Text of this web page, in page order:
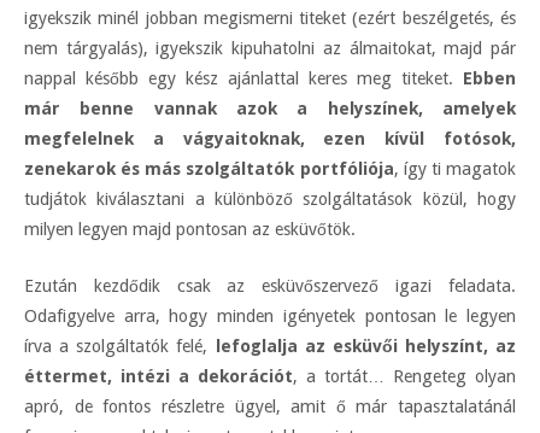
igyekszik minél jobban megismerni titeket (ezért beszélgetés, és
nem tárgyalás), igyekszik kipuhatolni az álmaitokat, majd pár
nappal később egy kész ajánlattal keres meg titeket. Ebben
már benne vannak azok a helyszínek, amelyek
megfelelnek a vágyaitoknak, ezen kívül fotósok,
zenekarok és más szolgáltatók portfóliója, így ti magatok
tudjátok kiválasztani a különböző szolgáltatások közül, hogy
milyen legyen majd pontosan az esküvőtök.
Ezután kezdődik csak az esküvőszervező igazi feladata.
Odafigyelve arra, hogy minden igényetek pontosan le legyen
írva a szolgáltatók felé, lefoglalja az esküvői helyszínt, az
éttermet, intézi a dekorációt, a tortát… Rengeteg olyan
apró, de fontos részletre ügyel, amit ő már tapasztalatánál